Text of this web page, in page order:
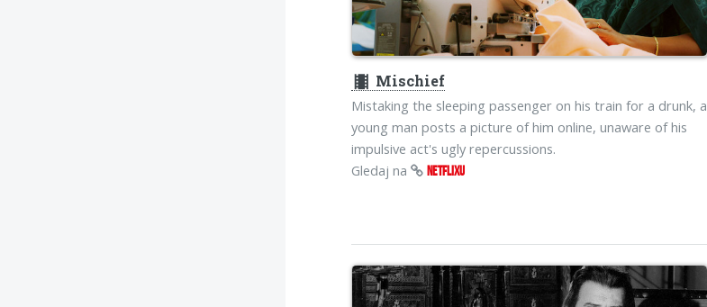
theaters Mischief
Mistaking the sleeping passenger on his train for a drunk, a
young man posts a picture of him online, unaware of his
impulsive act's ugly repercussions.
Gledaj na
NETFLIXU